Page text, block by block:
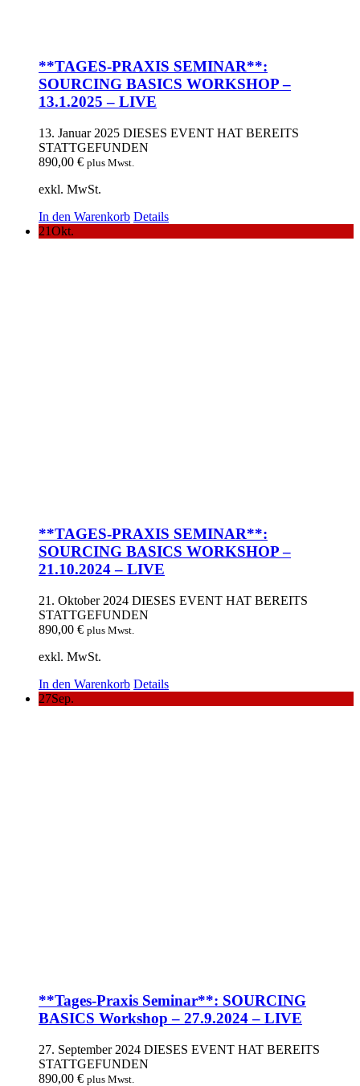
**TAGES-PRAXIS SEMINAR**:
SOURCING BASICS WORKSHOP –
13.1.2025 – LIVE
13. Januar 2025 DIESES EVENT HAT BEREITS
STATTGEFUNDEN
890,00 € plus Mwst.
exkl. MwSt.
In den Warenkorb Details
21Okt.
**TAGES-PRAXIS SEMINAR**:
SOURCING BASICS WORKSHOP –
21.10.2024 – LIVE
21. Oktober 2024 DIESES EVENT HAT BEREITS
STATTGEFUNDEN
890,00 € plus Mwst.
exkl. MwSt.
In den Warenkorb Details
27Sep.
**Tages-Praxis Seminar**: SOURCING
BASICS Workshop – 27.9.2024 – LIVE
27. September 2024 DIESES EVENT HAT BEREITS
STATTGEFUNDEN
890,00 € plus Mwst.